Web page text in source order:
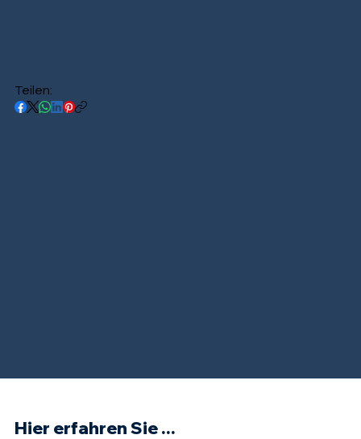
Teilen:
Hier erfahren Sie ...